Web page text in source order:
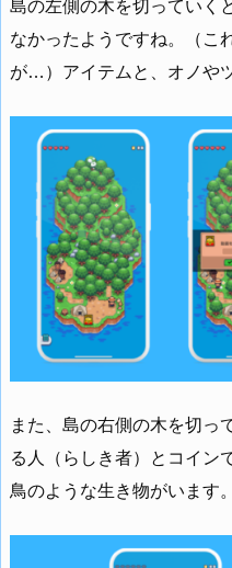
島の左側の木を切っていく
なかったようですね。（こ
が…）アイテムと、オノや
また、島の右側の木を切っ
る人（らしき者）とコイン
鳥のような生き物がいます。